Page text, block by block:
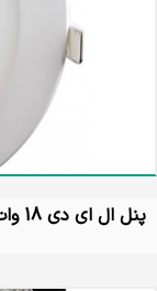
پنل ال ای دی 18 وات 4ام مدل MB026-18SL